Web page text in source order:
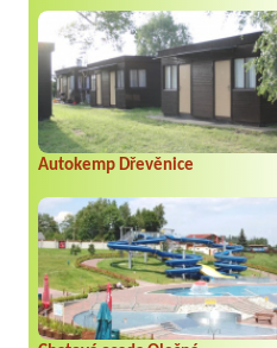
Autokemp Dřevěnice